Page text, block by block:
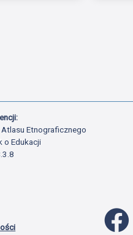
Etnograficznego
o Edukacji